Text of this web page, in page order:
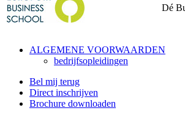
Dé
ALGEMENE VOORWAARDEN
bedrijfsopleidingen
Bel mij terug
Direct inschrijven
Brochure downloaden